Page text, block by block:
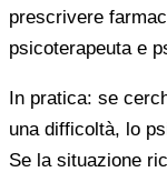
prescrivere
psicoterapeuta e
In pratica: se
una difficoltà, lo
Se la situazione